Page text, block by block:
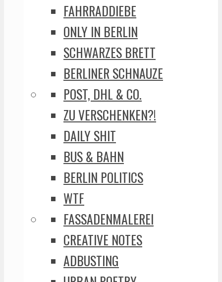
FAHRRADDIEBE
ONLY IN BERLIN
SCHWARZES BRETT
BERLINER SCHNAUZE
POST, DHL & CO.
ZU VERSCHENKEN?!
DAILY SHIT
BUS & BAHN
BERLIN POLITICS
WTF
FASSADENMALEREI
CREATIVE NOTES
ADBUSTING